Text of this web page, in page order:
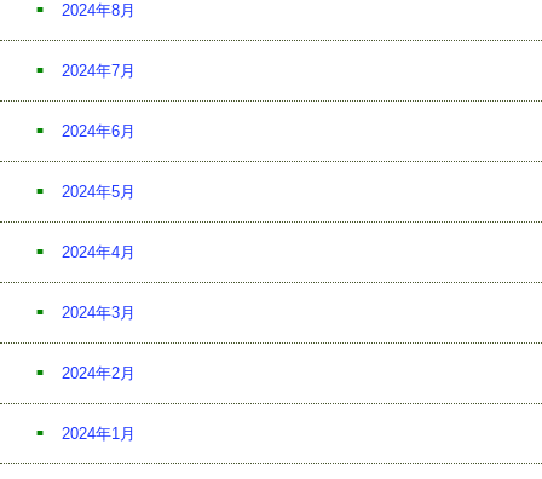
2024年8月
2024年7月
2024年6月
2024年5月
2024年4月
2024年3月
2024年2月
2024年1月